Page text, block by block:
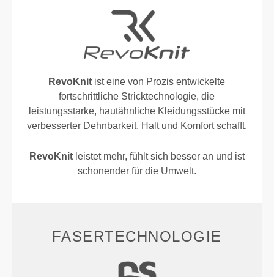
RevoKnit ist eine von Prozis entwickelte
fortschrittliche Stricktechnologie, die
leistungsstarke, hautähnliche Kleidungsstücke mit
verbesserter Dehnbarkeit, Halt und Komfort schafft.
RevoKnitleistet mehr, fühlt sich besser an und ist
schonender für die Umwelt.
FASERTECHNOLOGIE